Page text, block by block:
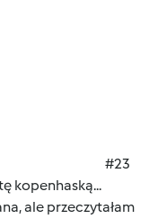
#23
kopenhaską...
ale przeczytałam